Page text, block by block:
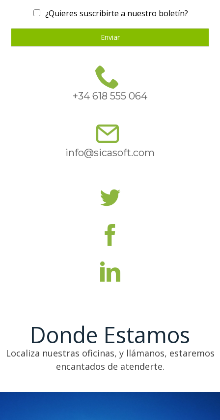
¿Quieres suscribirte a nuestro boletín?
Enviar
+34 618 555 064
info@sicasoft.com
Donde Estamos
Localiza nuestras oficinas, y llámanos, estaremos
encantados de atenderte.